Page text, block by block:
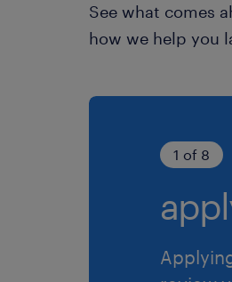
See what comes
how we help you
1 of 8